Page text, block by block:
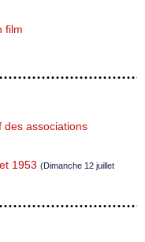
film
des associations
1953 (Dimanche 12 juillet